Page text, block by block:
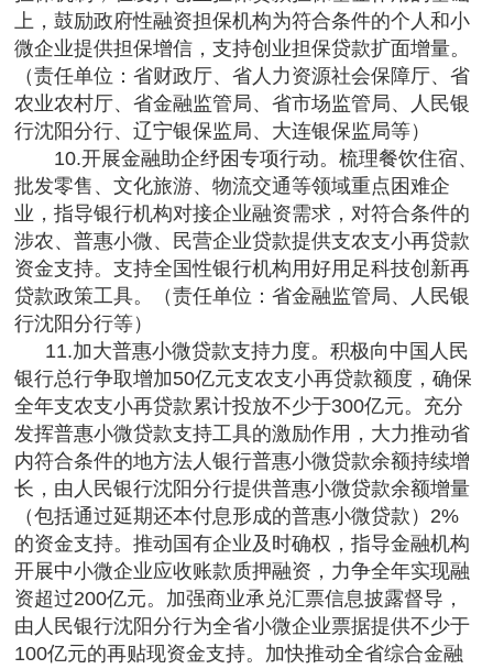
上，鼓励政府性融资担保机构为符合条件的个人和小
微企业提供担保增信，支持创业担保贷款扩面增量。
（责任单位：省财政厅、省人力资源社会保障厅、省
农业农村厅、省金融监管局、省市场监管局、人民银
行沈阳分行、辽宁银保监局、大连银保监局等）
10.开展金融助企纾困专项行动。梳理餐饮住宿、
批发零售、文化旅游、物流交通等领域重点困难企
业，指导银行机构对接企业融资需求，对符合条件的
涉农、普惠小微、民营企业贷款提供支农支小再贷款
资金支持。支持全国性银行机构用好用足科技创新再
贷款政策工具。（责任单位：省金融监管局、人民银
行沈阳分行等）
11.加大普惠小微贷款支持力度。积极向中国人民
银行总行争取增加50亿元支农支小再贷款额度，确保
全年支农支小再贷款累计投放不少于300亿元。充分
发挥普惠小微贷款支持工具的激励作用，大力推动省
内符合条件的地方法人银行普惠小微贷款余额持续增
长，由人民银行沈阳分行提供普惠小微贷款余额增量
（包括通过延期还本付息形成的普惠小微贷款）2%
的资金支持。推动国有企业及时确权，指导金融机构
开展中小微企业应收账款质押融资，力争全年实现融
资超过200亿元。加强商业承兑汇票信息披露督导，
由人民银行沈阳分行为全省小微企业票据提供不少于
100亿元的再贴现资金支持。加快推动全省综合金融